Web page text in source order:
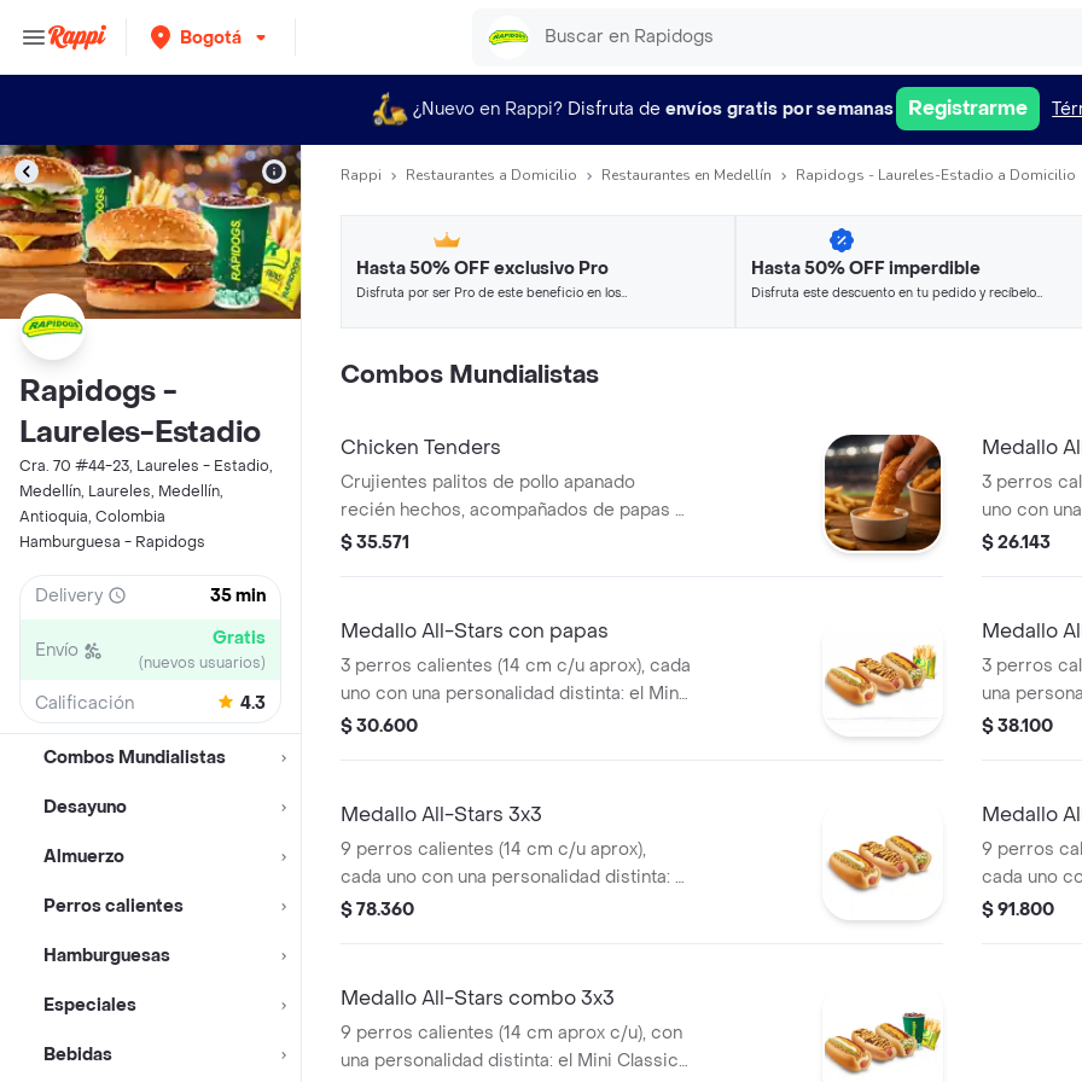
Bogotá
¿Nuevo en Rappi? Disfruta de envíos gratis por semanas Registrarme
Rapidogs -
Laureles-Estadio
Cra. 70 #44-23, Laureles - Estadio,
Medellín, Laureles, Medellín,
Antioquia, Colombia
Hamburguesa - Rapidogs
Delivery 35 min
Envío Gratis
(nuevos usuarios)
Calificación 4.3
Combos Mundialistas
Desayuno
Almuerzo
Perros calientes
Hamburguesas
Especiales
Bebidas
Rappi Restaurantes a Domicilio Restaurantes en Medellín Rapidogs - Laureles-Estadio a Domicilio
Hasta 50% OFF exclusivo Pro
Disfruta por ser Pro de este beneficio en los
Hasta 50% OFF imperdible
Disfruta este descuento en tu pedido y recíbelo
Combos Mundialistas
Chicken Tenders
Crujientes palitos de pollo apanado
recién hechos, acompañados de papas a
la francesa y una salsa ahumada especial
$ 35.571
Medallo
3 perros
uno con
Classic
salsas, y el
$ 26.143
Medallo All-Stars con papas
3 perros calientes (14 cm c/u aprox), cada
uno con una personalidad distinta: el Mini
Classic cargado de ingredientes frescos,
salsas, y el Puerrito con puerro
con papas 125g
$ 30.600
Medallo
3 perros
una
con
Puerrito
hot.
gaseosa
$ 38.100
Medallo All-Stars 3x3
9 perros calientes (14 cm c/u aprox),
cada uno con una personalidad distinta: el
Mini Classic cargado de ingredientes
cebolla y salsas, y el Puerrito con puerro
$ 78.360
Medallo
9 perros
cada uno
Mini
$ 91.800
Medallo All-Stars combo 3x3
9 perros calientes (14 cm aprox c/u), con
una personalidad distinta: el Mini Classic